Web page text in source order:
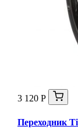
3 120 Р
Переходник